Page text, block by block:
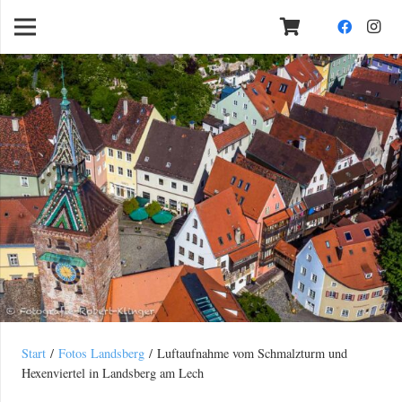
Start / Fotos Landsberg / Luftaufnahme vom Schmalzturm und
Hexenviertel in Landsberg am Lech